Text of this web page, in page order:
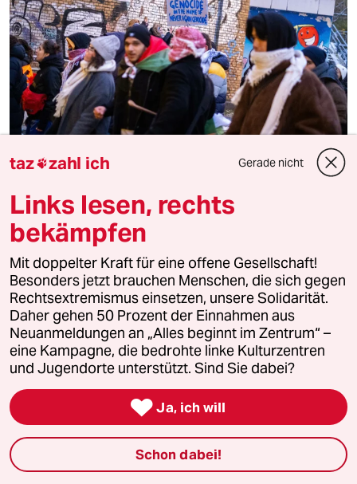
Lehren aus den Gaza-Protesten
Zaghafte Strukturen einer radikalen Demokratie
Schlagloch
Die Gaza-Proteste zu kritisieren ist leicht. Deutschland
hat die Bewegung bekommen, die es verdient: Die einen
schreien, weil die anderen schweigen.
taz zahl ich Gerade nicht
Links lesen, rechts
bekämpfen
Mit doppelter Kraft für eine offene Gesellschaft!
Besonders jetzt brauchen Menschen, die sich gegen
Rechtsextremismus einsetzen, unsere Solidarität.
Daher gehen 50 Prozent der Einnahmen aus
Neuanmeldungen an „Alles beginnt im Zentrum“ –
eine Kampagne, die bedrohte linke Kulturzentren
und Jugendorte unterstützt. Sind Sie dabei?
 Ja, ich will
Schon dabei!